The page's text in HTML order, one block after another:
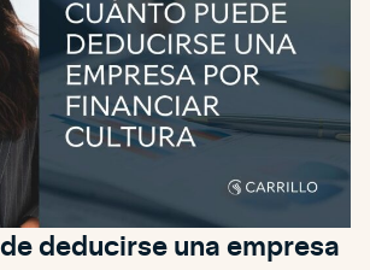
deducirse una empresa